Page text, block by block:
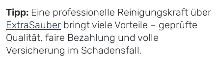
Tipp: Eine professionelle Reinigungskraft über
ExtraSauber bringt viele Vorteile – geprüfte
Qualität, faire Bezahlung und volle
Versicherung im Schadensfall.